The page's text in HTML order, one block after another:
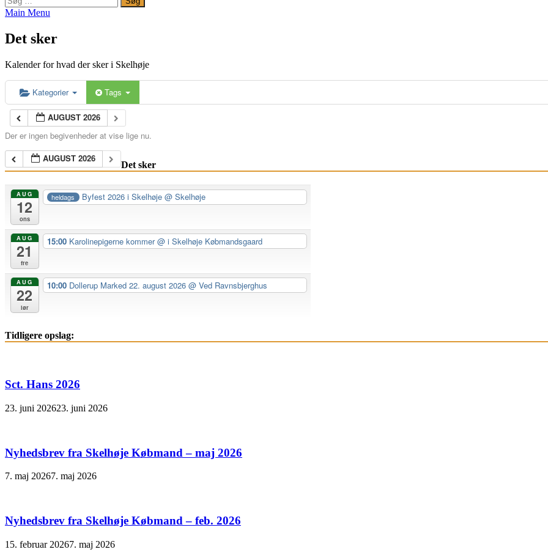
efter:
Main Menu
Det sker
Kalender for hvad der sker i Skelhøje
Kategorier Tags
AUGUST 2026
Der er ingen begivenheder at vise lige nu.
AUGUST 2026
Det sker
AUG
12
ons
heldags Byfest 2026 i Skelhøje@ Skelhøje
AUG
21
fre
15:00 Karolinepigerne kommer@ i Skelhøje Købmandsgaard
AUG
22
lør
10:00 Dollerup Marked 22. august 2026 @ Ved Ravnsbjerghus
Tidligere opslag:
Sct. Hans 2026
23. juni 202623. juni 2026
Nyhedsbrev fra Skelhøje Købmand – maj 2026
7. maj 20267. maj 2026
Nyhedsbrev fra Skelhøje Købmand – feb. 2026
15. februar 20267. maj 2026